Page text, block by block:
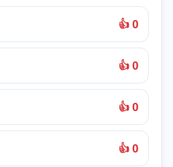
👍 0
👍 0
👍 0
👍 0